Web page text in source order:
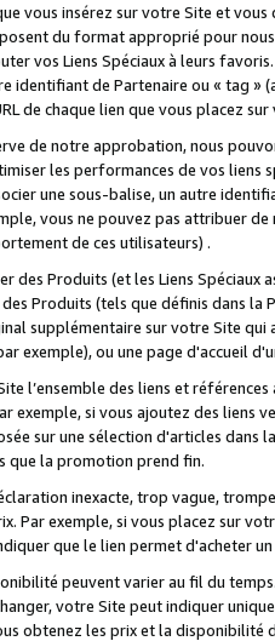
vous insérez sur votre Site et
du format approprié pour
vos Liens Spéciaux à leurs
identifiant de Partenaire ou « tag
de chaque lien que vous placez
de notre approbation, nous
les performances de vos liens
une sous-balise, un autre
vous ne pouvez pas attribuer
de ces utilisateurs) .
des Produits (et les Liens
Produits (tels que définis dans
supplémentaire sur votre Site qui
exemple), ou une page d'accueil
l’ensemble des liens et
exemple, si vous ajoutez des
sur une sélection d'articles
que la promotion prend fin.
inexacte, trop vague,
Par exemple, si vous placez sur
que le lien permet d'acheter
peuvent varier au fil du
votre Site peut indiquer
obtenez les prix et la disponibilité